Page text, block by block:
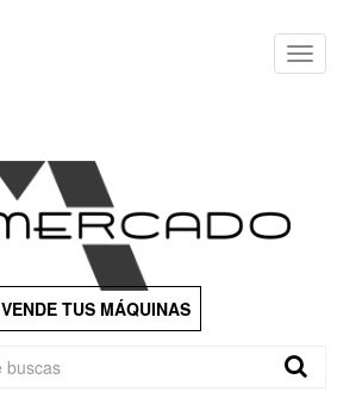
Menu
VENDE TUS MÁQUINAS